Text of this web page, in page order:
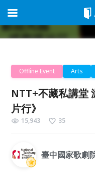
Offline Event Arts
NTT+不藏私講堂
片行》
15,943 35
臺中國家歌劇